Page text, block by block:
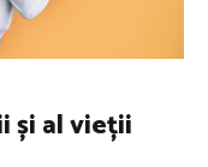
și al vieții